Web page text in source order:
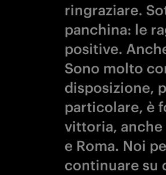
ringraziare.
panchina: le
positive.
Sono molto
disposizione,
particolare, è
vittoria, anche
e Roma. Noi
continuare su